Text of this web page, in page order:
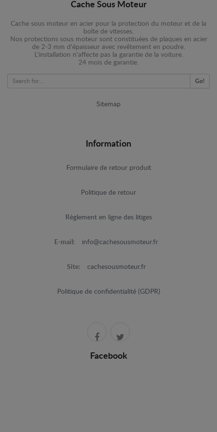
Cache Sous Moteur
Cache sous moteur en acier pour la protection du moteur et de la
boîte de vitesses.
Nos protections sous moteur sont constituées de plaques en acier
de 2-3 mm d'épaisseur avec revêtement en poudre.
L'installation n'affecte pas la garantie de la voiture.
24 mois de garantie.
Go!
Sitemap
Information
Formulaire de retour produit
Politique de retour
Règlement en ligne des litiges
E-mail: info@cachesousmoteur.fr
Site: cachesousmoteur.fr
Politique de confidentialité (GDPR)
Facebook